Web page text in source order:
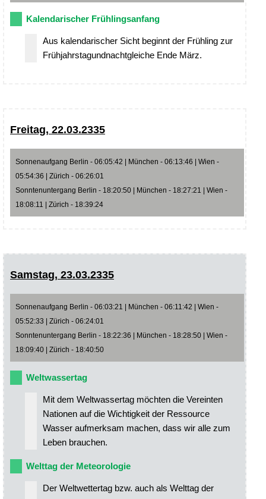
Kalendarischer Frühlingsanfang
Aus kalendarischer Sicht beginnt der Frühling zur
Frühjahrstagundnachtgleiche Ende März.
Freitag, 22.03.2335
Sonnenaufgang Berlin - 06:05:42 | München - 06:13:46 | Wien -
05:54:36 | Zürich - 06:26:01
Sonntenuntergang Berlin - 18:20:50 | München - 18:27:21 | Wien -
18:08:11 | Zürich - 18:39:24
Samstag, 23.03.2335
Sonnenaufgang Berlin - 06:03:21 | München - 06:11:42 | Wien -
05:52:33 | Zürich - 06:24:01
Sonntenuntergang Berlin - 18:22:36 | München - 18:28:50 | Wien -
18:09:40 | Zürich - 18:40:50
Weltwassertag
Mit dem Weltwassertag möchten die Vereinten
Nationen auf die Wichtigkeit der Ressource
Wasser aufmerksam machen, dass wir alle zum
Leben brauchen.
Welttag der Meteorologie
Der Weltwettertag bzw. auch als Welttag der